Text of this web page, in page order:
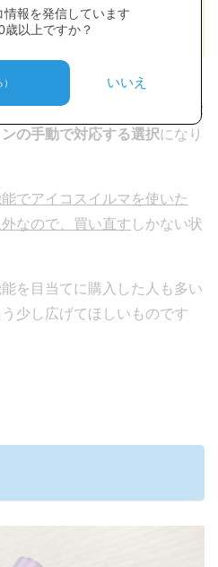
報を発信しています
歳以上ですか？
いいえ
る不具合は、
自動加熱の機能
の手動で対応する選択になり
でアイコスイルマを使いた
なので、買い直す しかない状
を目当てに購入した人も多い
少し広げてほしいものです